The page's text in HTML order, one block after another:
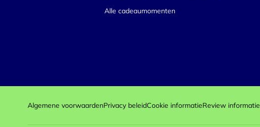
Alle cadeaumomenten
Algemene voorwaardenPrivacy beleidCookie informatieReview informatie